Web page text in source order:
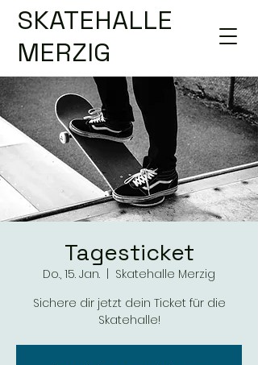
SKATEHALLE
MERZIG
Tagesticket
Do., 15. Jan.
Skatehalle Merzig
Sichere dir jetzt dein Ticket für die
Skatehalle!